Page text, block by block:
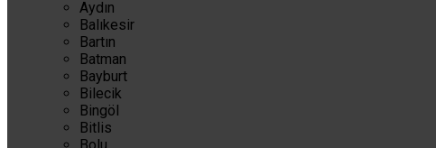
Aydın
Balıkesir
Bartın
Batman
Bayburt
Bilecik
Bingöl
Bitlis